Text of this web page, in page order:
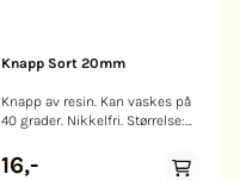
Knapp Sort 20mm
Knapp av resin. Kan vaskes på
40 grader. Nikkelfri. Størrelse:
16,-